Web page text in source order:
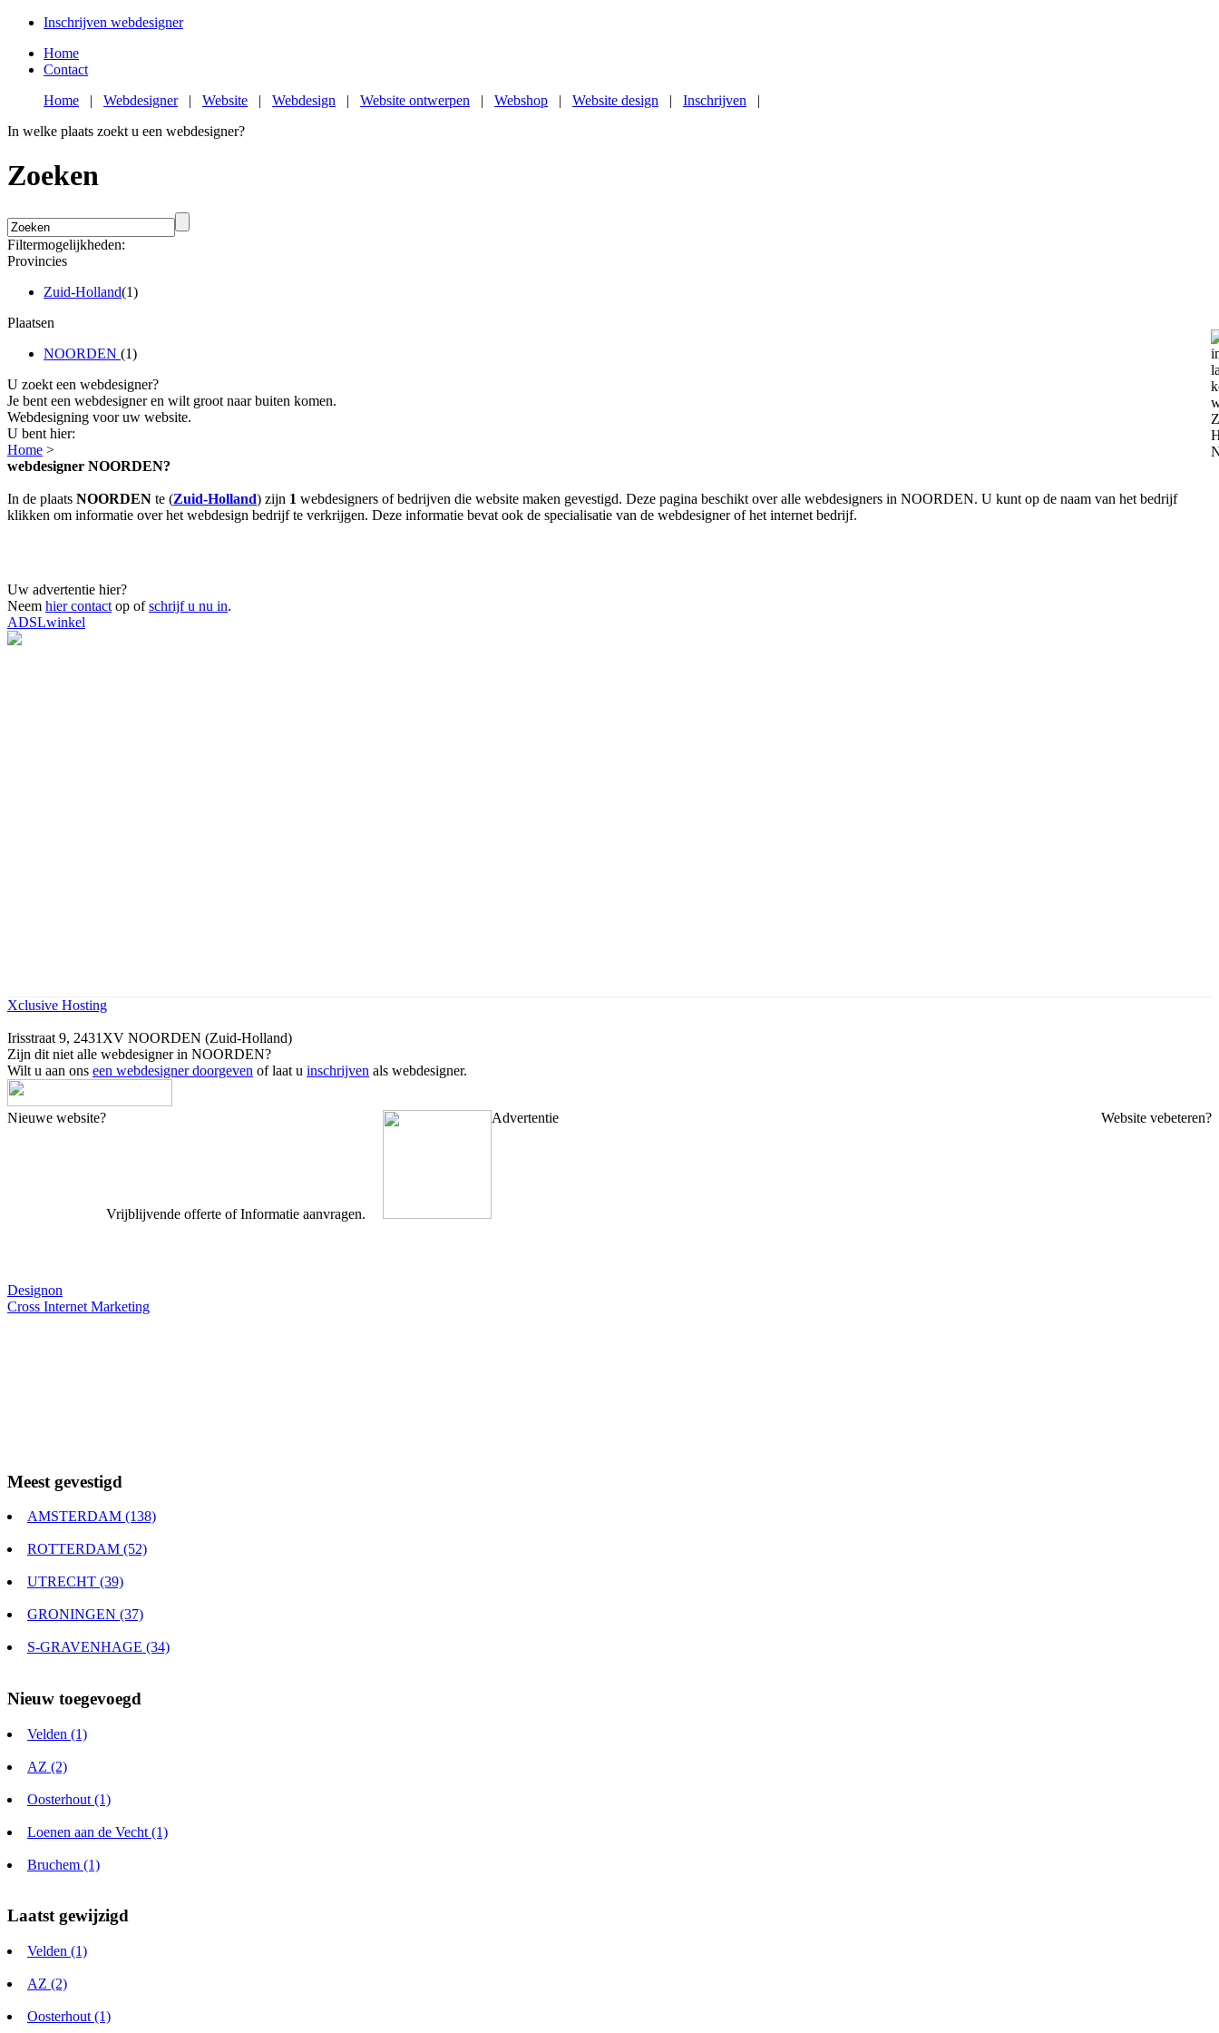
Inschrijven webdesigner
Home
Contact
Home | Webdesigner| Website | Webdesign | Website ontwerpen | Webshop | Website design | Inschrijven |
In welke plaats zoekt u een webdesigner?
Zoeken
Filtermogelijkheden:
Provincies
Zuid-Holland(1)
Plaatsen
NOORDEN (1)
U zoekt een webdesigner?
Je bent een webdesigner en wilt groot naar buiten komen.
Webdesigning voor uw website.
U bent hier:
Home >
webdesigner NOORDEN?
In de plaats NOORDEN te (Zuid-Holland) zijn 1 webdesigners of bedrijven die website maken gevestigd. Deze pagina beschikt over alle webdesigners in NOORDEN. U kunt op de naam van het bedrijf
klikken om informatie over het webdesign bedrijf te verkrijgen. Deze informatie bevat ook de specialisatie van de webdesigner of het internet bedrijf.
Uw advertentie hier?
Neem hier contact op ofschrijf u nu in.
ADSLwinkel
Xclusive Hosting
Irisstraat 9, 2431XV NOORDEN (Zuid-Holland)
Zijn dit niet alle webdesigner in NOORDEN?
Wilt u aan ons een webdesigner doorgeven of laat u inschrijven als webdesigner.
Nieuwe website? Website vebeteren?
Vrijblijvende offerte of Informatie aanvragen.
Advertentie
Designon
Cross Internet Marketing
Meest gevestigd
AMSTERDAM (138)
ROTTERDAM (52)
UTRECHT (39)
GRONINGEN (37)
S-GRAVENHAGE (34)
Nieuw toegevoegd
Velden (1)
AZ (2)
Oosterhout (1)
Loenen aan de Vecht (1)
Bruchem (1)
Laatst gewijzigd
Velden (1)
AZ (2)
Oosterhout (1)